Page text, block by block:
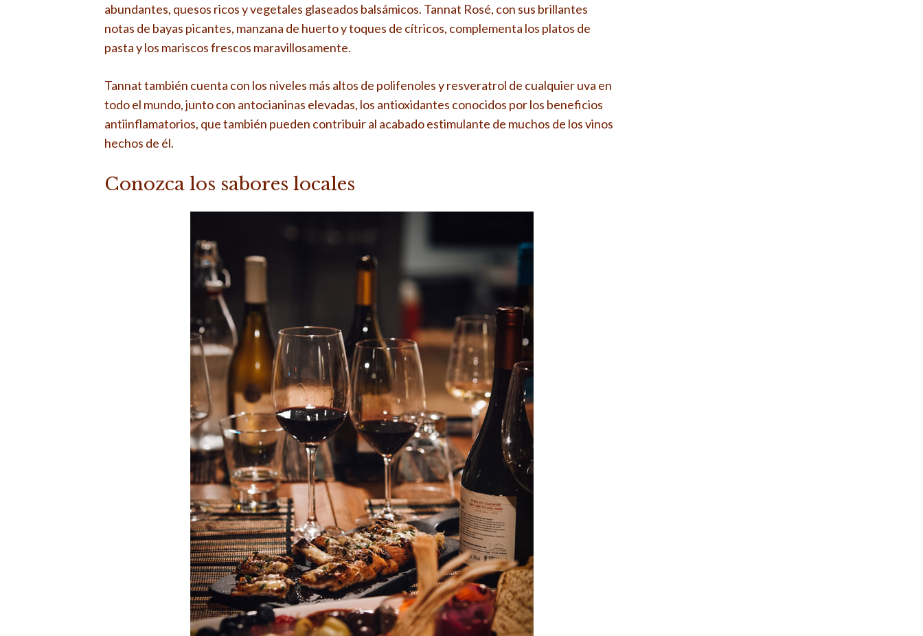
abundantes, quesos ricos y vegetales glaseados balsámicos. Tannat Rosé, con sus brillantes
notas de bayas picantes, manzana de huerto y toques de cítricos, complementa los platos de
pasta y los mariscos frescos maravillosamente.
Tannat también cuenta con los niveles más altos de polifenoles y resveratrol de cualquier uva en
todo el mundo, junto con antocianinas elevadas, los antioxidantes conocidos por los beneficios
antiinflamatorios, que también pueden contribuir al acabado estimulante de muchos de los vinos
hechos de él.
Conozca los sabores locales